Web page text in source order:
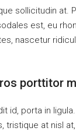
sollicitudin at.
est, eu
nascetur
porttitor
id, porta in
tristique at nisl